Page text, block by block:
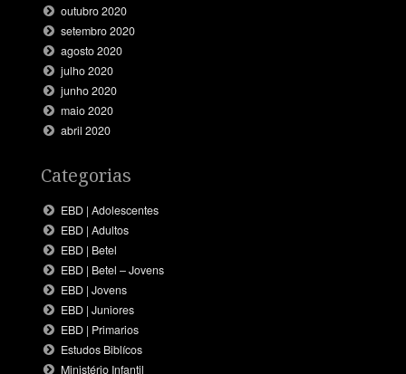
outubro 2020
setembro 2020
agosto 2020
julho 2020
junho 2020
maio 2020
abril 2020
Categorias
EBD | Adolescentes
EBD | Adultos
EBD | Betel
EBD | Betel – Jovens
EBD | Jovens
EBD | Juniores
EBD | Primarios
Estudos Biblícos
Ministério Infantil